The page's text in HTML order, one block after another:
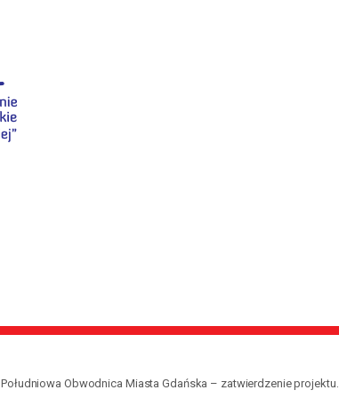
Południowa Obwodnica Miasta Gdańska – zatwierdzenie projektu.